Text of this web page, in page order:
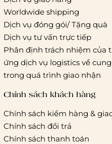
Giao hàng tiêu chuẩn:
Hồ Chí Minh:
Áp dụng theo
Vietelpost/
Hà Nội và các tỉnh thành
cước của ĐVVC Vietelpost/
tác vận chuyển khác
Thời gian giao hàng
Hồ Chí Minh:
Worldwide shipping
Dịch vụ đóng gói/ Tặng quà
Dịch vụ tư vấn trực tiếp
Phân định trách nhiệm của
ứng dịch vụ logistics về
trong quá trình giao nhận
Chính sách khách hàng
Chính sách kiểm hàng &
Chính sách đổi trả
Chính sách thanh toán